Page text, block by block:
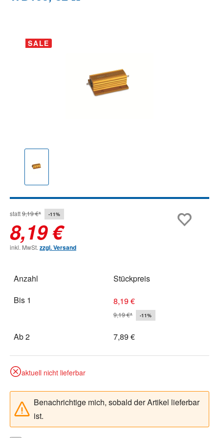
Bildergalerie überspringen
SALE
statt9,19 €* -11%
8,19 €
inkl. MwSt. zzgl. Versand
Anzahl
Stückpreis
Bis 1 8,19 €
9,19 €* -11%
Ab2 7,89 €
aktuell nicht lieferbar
Benachrichtige mich, sobald der Artikel lieferbar
ist.